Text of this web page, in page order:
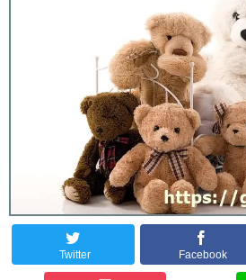
Twitter Facebook